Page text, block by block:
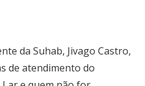
da Suhab, Jivago Castro,
de atendimento do